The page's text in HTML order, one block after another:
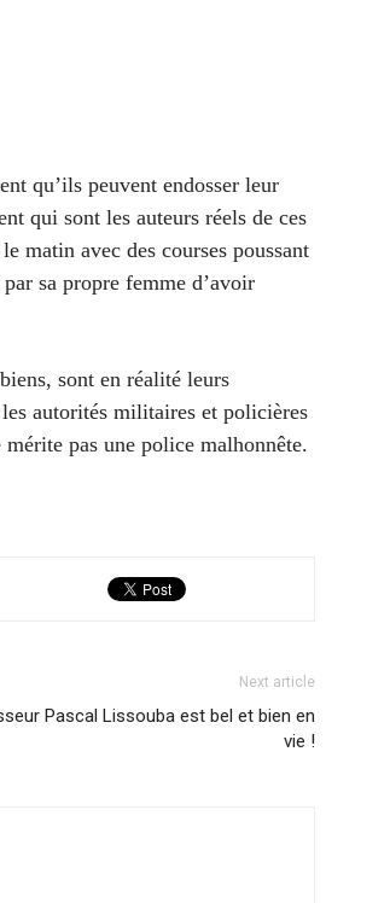
qu’ils peuvent endosser leur
qui sont les auteurs réels de ces
matin avec des courses poussant
sa propre femme d’avoir
sont en réalité leurs
autorités militaires et policières
pas une police malhonnête.
Next article
Pascal Lissouba est bel et bien en
vie !